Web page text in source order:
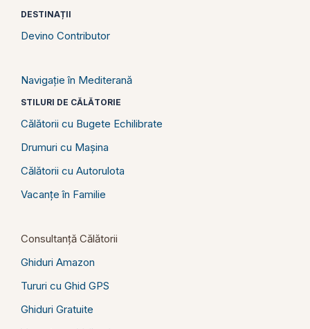
DESTINAȚII
Devino Contributor
Navigație în Mediterană
STILURI DE CĂLĂTORIE
Călătorii cu Bugete Echilibrate
Drumuri cu Mașina
Călătorii cu Autorulota
Vacanțe în Familie
Consultanță Călătorii
Ghiduri Amazon
Tururi cu Ghid GPS
Ghiduri Gratuite